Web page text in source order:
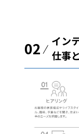
02
イン
仕事